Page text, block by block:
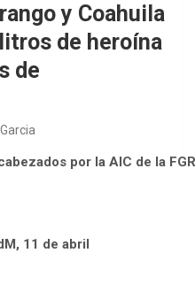
y Coahuila
de heroína
de
por la AIC de la
11 de abril